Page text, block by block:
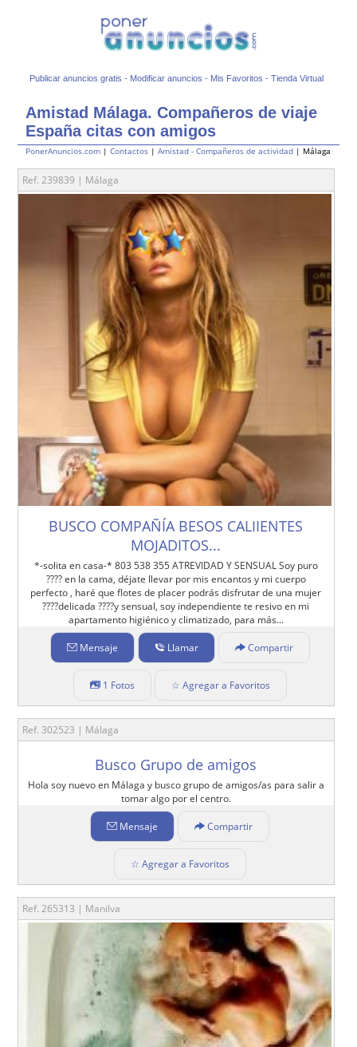
Publicar anuncios gratis - Modificar anuncios - Mis Favoritos -Tienda Virtual
Amistad Málaga. Compañeros de viaje
España citas con amigos
PonerAnuncios.com |Contactos |Amistad - Compañeros de actividad | Málaga
Ref. 239839 | Málaga
BUSCO COMPAÑÍA BESOS CALIIENTES
MOJADITOS...
*-solita en casa-* 803 538 355 ATREVIDAD Y SENSUAL Soy puro
???? en la cama, déjate llevar por mis encantos y mi cuerpo
perfecto , haré que flotes de placer podrás disfrutar de una mujer
????delicada ????y sensual, soy independiente te resivo en mi
apartamento higiénico y climatizado, para más...
Mensaje Llamar Compartir
1 Fotos ☆ Agregar a Favoritos
Ref. 302523 | Málaga
Busco Grupo de amigos
Hola soy nuevo en Málaga y busco grupo de amigos/as para salir a
tomar algo por el centro.
Mensaje Compartir
☆ Agregar a Favoritos
Ref. 265313 | Manilva